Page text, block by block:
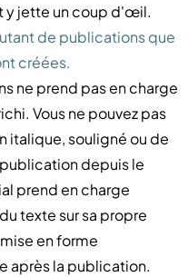
y jette un coup d'œil.
de publications que
créées.
ne prend pas en charge
Vous ne pouvez pas
italique, souligné ou de
depuis le
prend en charge
texte sur sa propre
en forme
après la publication.